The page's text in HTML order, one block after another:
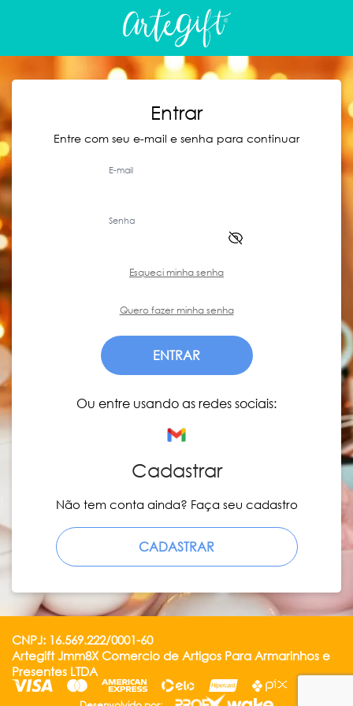
Entrar
Entre com seu e-mail e senha para continuar
E-mail
Senha
Esqueci minha senha
Quero fazer minha senha
ENTRAR
Ou entre usando as redes sociais:
Cadastrar
Não tem conta ainda? Faça seu cadastro
CADASTRAR
CNPJ: 16.569.222/0001-60
Artegift Jmm8X Comercio de Artigos Para Armarinhos e
Presentes LTDA